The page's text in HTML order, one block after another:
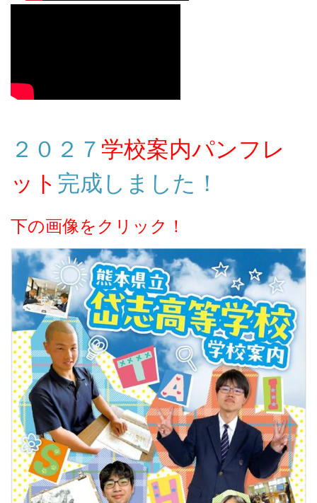
２０２７ 学校案内パンフレ
ット 完成しました！
下の画像をクリック！